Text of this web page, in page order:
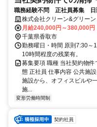
職務経験不問 正社員募集 日
当あり！
株式会社クリーン&グリーン
月給240,000円～380,000円
千葉県香取市
勤務曜日・時間 原則7:30
10時間程度の残業有。
募集要項 職種 当社契約物
態 正社員 仕事内容 公共施
施設から、オフィスビルや
施...
変形労働時間制
契約社員